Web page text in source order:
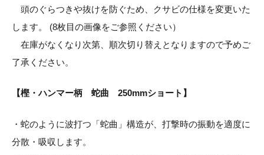
頭のぐらつきや抜けを防ぐため、クサビの仕様を変更いた
します。 (8枚目の画像をご参照ください）
在庫がなくなり次第、順次切り替えとなりますので予めご
了承ください。
【樫・ハンマー柄 蛇曲 250mmショート】
・蛇のように波打つ「蛇曲」構造が、打撃時の振動を適度に
分散・吸収します。